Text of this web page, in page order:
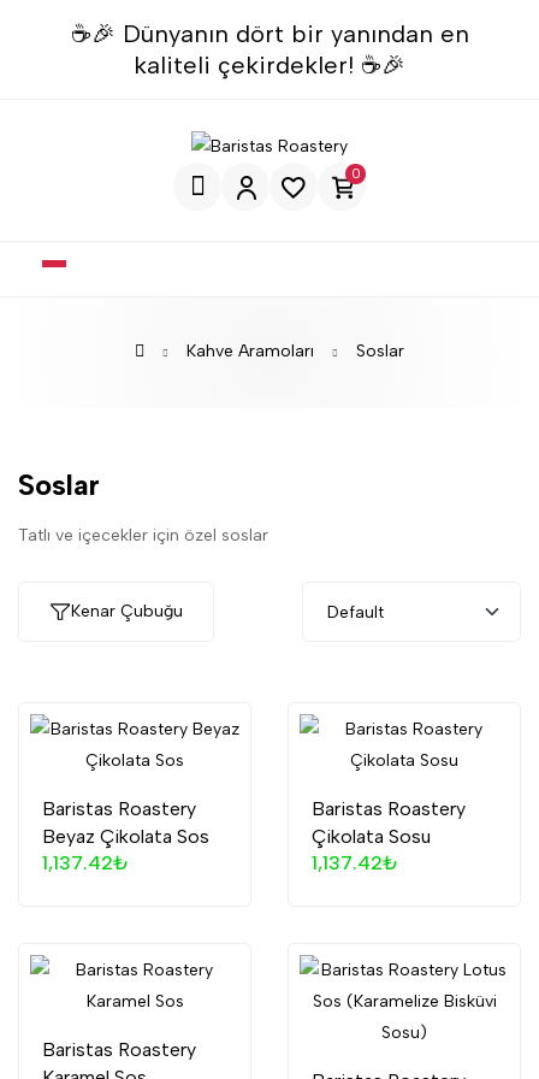
☕🎉 Dünyanın dört bir yanından en
kaliteli çekirdekler! ☕🎉
0
Kahve Aramoları Soslar
Soslar
Tatlı ve içecekler için özel soslar
Kenar Çubuğu
Baristas Roastery
Beyaz Çikolata Sos
1,137.42₺
Baristas Roastery
Çikolata Sosu
1,137.42₺
Baristas Roastery